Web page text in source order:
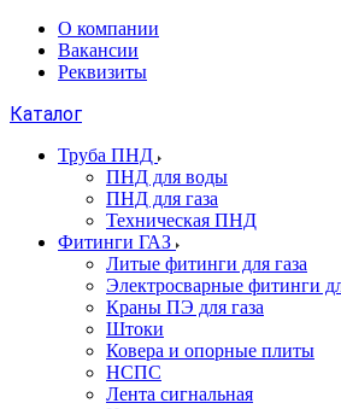
О компании
Вакансии
Реквизиты
Каталог
Труба ПНД
ПНД для воды
ПНД для газа
Техническая ПНД
Фитинги ГАЗ
Литые фитинги для газа
Электросварные фитинги
Краны ПЭ для газа
Штоки
Ковера и опорные плиты
НСПС
Лента сигнальная